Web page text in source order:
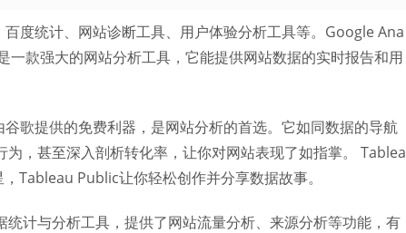
度统计、网站诊断工具、用户体验分析工具等。Google Ana
款强大的网站分析工具，它能提供网站数据的实时报告和用
歌提供的免费利器，是网站分析的首选。它如同数据的导航
，甚至深入剖析转化率，让你对网站表现了如指掌。 Tablea
Tableau Public让你轻松创作并分享数据故事。
计与分析工具，提供了网站流量分析、来源分析等功能，有